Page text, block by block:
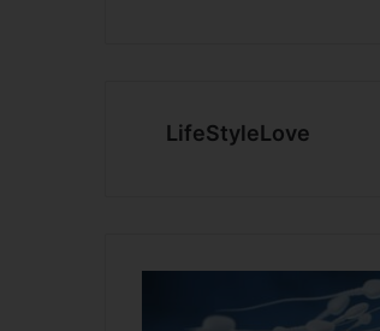
LifeStyleLove